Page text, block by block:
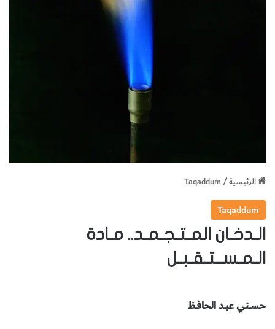
الرئيسية/
Taqaddum
Taqaddum
الـدخـان المـتـجـمـد.. مـادة
الـمـســتـقـبـل
حســني عبـد الحافــظ